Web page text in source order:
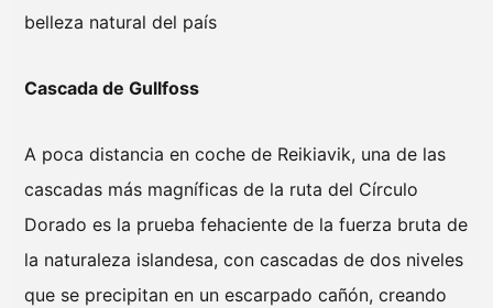
belleza natural del país
Cascada de Gullfoss
A poca distancia en coche de Reikiavik, una de las
cascadas más magníficas de la ruta del Círculo
Dorado es la prueba fehaciente de la fuerza bruta de
la naturaleza islandesa, con cascadas de dos niveles
que se precipitan en un escarpado cañón, creando